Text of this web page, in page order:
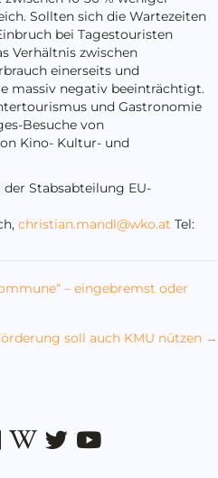
Sollten sich die Wartezeiten
bei Tagestouristen
Verhältnis zwischen
einerseits und
massiv negativ beeinträchtigt.
und Gastronomie
Besuche von
Kino- Kultur- und
Stabsabteilung EU-
christian.mandl@wko.at Tel:
– eingebremst oder
soll auch KMU nützen →